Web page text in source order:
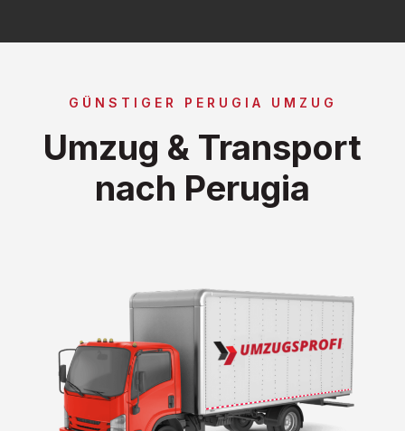
GÜNSTIGER PERUGIA UMZUG
Umzug & Transport
nach Perugia